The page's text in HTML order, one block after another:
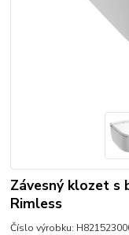
Závesný klozet s
Rimless
Číslo výrobku: